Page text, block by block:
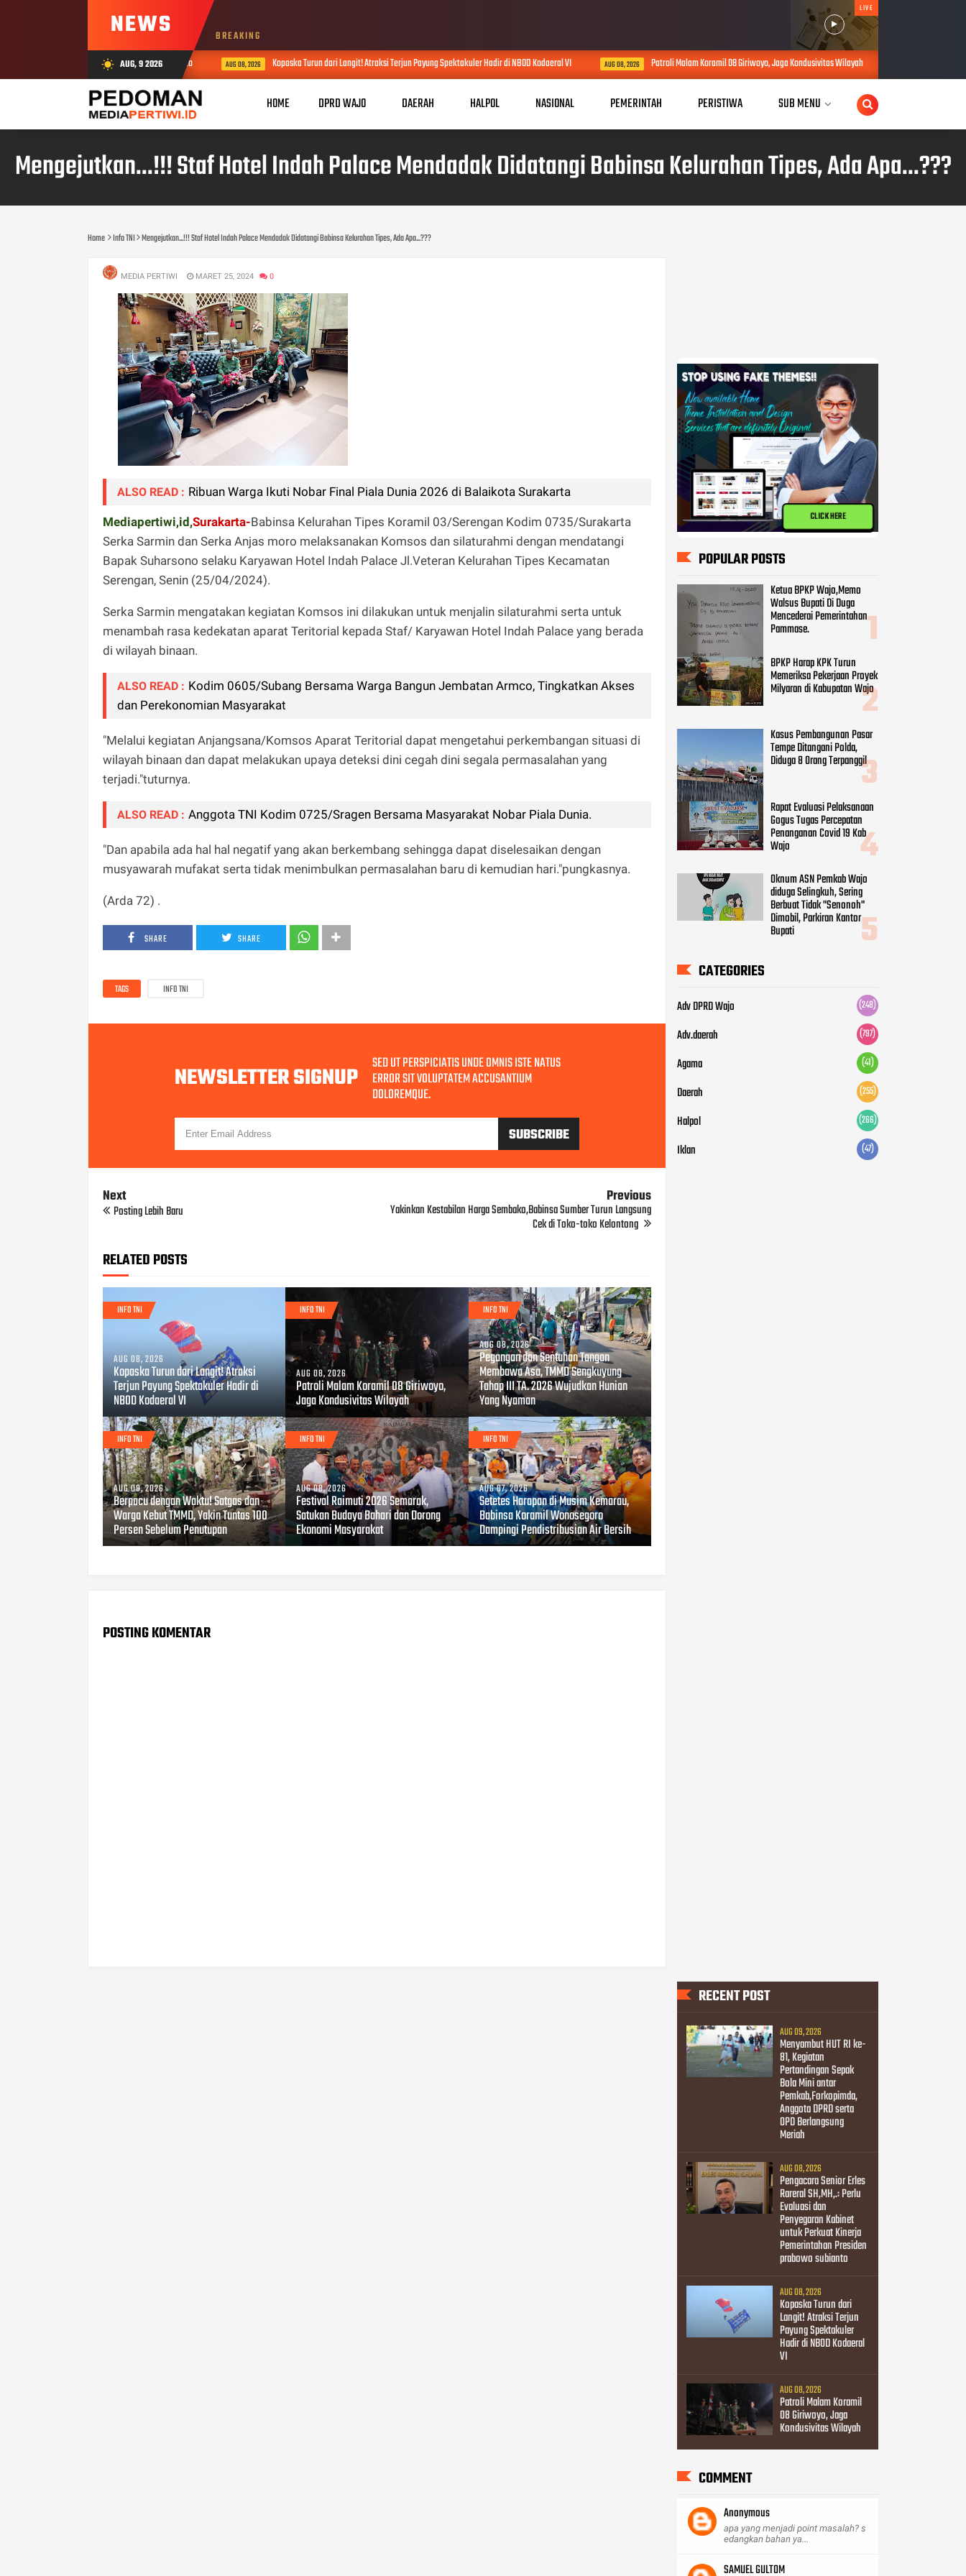
NEWS BREAKING
LIVE
wb_sunny AUG, 9 2026
Kinerja Pemerintahan Presiden prabowo subianto AUG 08, 2026 Kopaska Turun dari Langit! Atraksi Terjun Payung Spektakuler Hadir di NBOD Kodaeral VI AUG 08, 2026 Patroli Malam Koramil 08 Giriwoyo, Jaga Kondusivitas Wilayah
HOME DPRD WAJO DAERAH HALPOL NASIONAL PEMERINTAH PERISTIWA SUB MENU
Mengejutkan...!!! Staf Hotel Indah Palace Mendadak Didatangi Babinsa Kelurahan Tipes, Ada Apa...???
Home Info TNI Mengejutkan...!!! Staf Hotel Indah Palace Mendadak Didatangi Babinsa Kelurahan Tipes, Ada Apa...???
MEDIA PERTIWI MARET 25, 2024 0
ALSO READ : Ribuan Warga Ikuti Nobar Final Piala Dunia 2026 di Balaikota Surakarta
Mediapertiwi,id,Surakarta-Babinsa Kelurahan Tipes Koramil 03/Serengan Kodim 0735/Surakarta
Serka Sarmin dan Serka Anjas moro melaksanakan Komsos dan silaturahmi dengan mendatangi
Bapak Suharsono selaku Karyawan Hotel Indah Palace Jl.Veteran Kelurahan Tipes Kecamatan
Serengan, Senin (25/04/2024).
Serka Sarmin mengatakan kegiatan Komsos ini dilakukan untuk menjalin silaturahmi serta untuk
menambah rasa kedekatan aparat Teritorial kepada Staf/ Karyawan Hotel Indah Palace yang berada
di wilayah binaan.
ALSO READ : Kodim 0605/Subang Bersama Warga Bangun Jembatan Armco, Tingkatkan Akses
dan Perekonomian Masyarakat
"Melalui kegiatan Anjangsana/Komsos Aparat Teritorial dapat mengetahui perkembangan situasi di
wilayah binaan dan dapat melakukan upaya deteksi dini cegah dini segala permasalahan yang
terjadi."tuturnya.
ALSO READ : Anggota TNI Kodim 0725/Sragen Bersama Masyarakat Nobar Piala Dunia.
"Dan apabila ada hal hal negatif yang akan berkembang sehingga dapat diselesaikan dengan
musyawarah mufakat serta tidak menimbulkan permasalahan baru di kemudian hari."pungkasnya.
(Arda 72) .
SHARE SHARE
TAGS INFO TNI
NEWSLETTER SIGNUP SED UT PERSPICIATIS UNDE OMNIS ISTE NATUS
ERROR SIT VOLUPTATEM ACCUSANTIUM
DOLOREMQUE.
Next
Posting Lebih Baru
Previous
Yakinkan Kestabilan Harga Sembako,Babinsa Sumber Turun Langsung
Cek di Toko-toko Kelontong
RELATED POSTS
INFO TNI
AUG 08, 2026
Kopaska Turun dari Langit! Atraksi
Terjun Payung Spektakuler Hadir di
NBOD Kodaeral VI
INFO TNI
AUG 08, 2026
Patroli Malam Koramil 08 Giriwoyo,
Jaga Kondusivitas Wilayah
INFO TNI
AUG 08, 2026
Pegangan dan Sentuhan Tangan
Membawa Asa, TMMD Sengkuyung
Tahap III TA. 2026 Wujudkan Hunian
Yang Nyaman
INFO TNI
AUG 08, 2026
Berpacu dengan Waktu! Satgas dan
Warga Kebut TMMD, Yakin Tuntas 100
Persen Sebelum Penutupan
INFO TNI
AUG 08, 2026
Festival Raimuti 2026 Semarak,
Satukan Budaya Bahari dan Dorong
Ekonomi Masyarakat
INFO TNI
AUG 07, 2026
Setetes Harapan di Musim Kemarau,
Babinsa Koramil Wonosegoro
Dampingi Pendistribusian Air Bersih
POSTING KOMENTAR
CLICK HERE
POPULAR POSTS
Ketua BPKP Wajo,Memo
Walsus Bupati Di Duga
Mencederai Pemerintahan
Pammase.
BPKP Harap KPK Turun
Memeriksa Pekerjaan Proyek
Milyaran di Kabupatan Wajo
Kasus Pembangunan Pasar
Tempe Ditangani Polda,
Diduga 8 Orang Terpanggil
Rapat Evaluasi Pelaksanaan
Gogus Tugas Percepatan
Penanganan Covid 19 Kab
Wajo
Oknum ASN Pemkab Wajo
diduga Selingkuh, Sering
Berbuat Tidak "Senonoh"
Dimobil, Parkiran Kantor
Bupati
CATEGORIES
Adv DPRD Wajo (248)
Adv.daerah (797)
Agama (41)
Daerah (255)
Halpol (266)
Iklan (47)
RECENT POST
AUG 09, 2026
Menyambut HUT RI ke-
81, Kegiatan
Pertandingan Sepak
Bola Mini antar
Pemkab,Forkopimda,
Anggota DPRD serta
OPD Berlangsung
Meriah
AUG 08, 2026
Pengacara Senior Erles
Rareral SH,MH,.: Perlu
Evaluasi dan
Penyegaran Kabinet
untuk Perkuat Kinerja
Pemerintahan Presiden
prabowo subianto
AUG 08, 2026
Kopaska Turun dari
Langit! Atraksi Terjun
Payung Spektakuler
Hadir di NBOD Kodaeral
VI
AUG 08, 2026
Patroli Malam Koramil
08 Giriwoyo, Jaga
Kondusivitas Wilayah
COMMENT
Anonymous
apa yang menjadi point masalah? s
edangkan bahan ya...
SAMUEL GULTOM